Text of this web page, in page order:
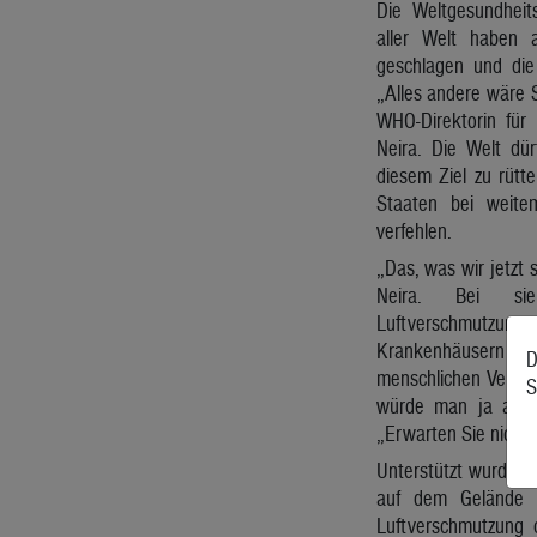
Die
aller Welt haben
geschlagen und
„Alles andere
WHO-Direktorin
Neira. Die Welt
diesem Ziel zu
Staaten bei
verfehlen.
„Das, was wir jetzt
Neira. Bei
Krankenhäusern
menschlichen
würde man ja
„Erwarten Sie
Unterstützt wurde
auf dem Gelände